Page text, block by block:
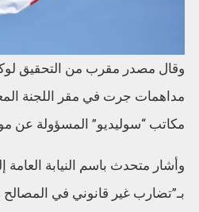
وقال مصدر مقرب من التحقيق
مداهمات جرت في مقر اللجنة
مكاتب “سوليديو” المسؤولة عن
وأشار متحدث باسم النيابة العامة
بـ”تضارب غير قانوني في المصالح